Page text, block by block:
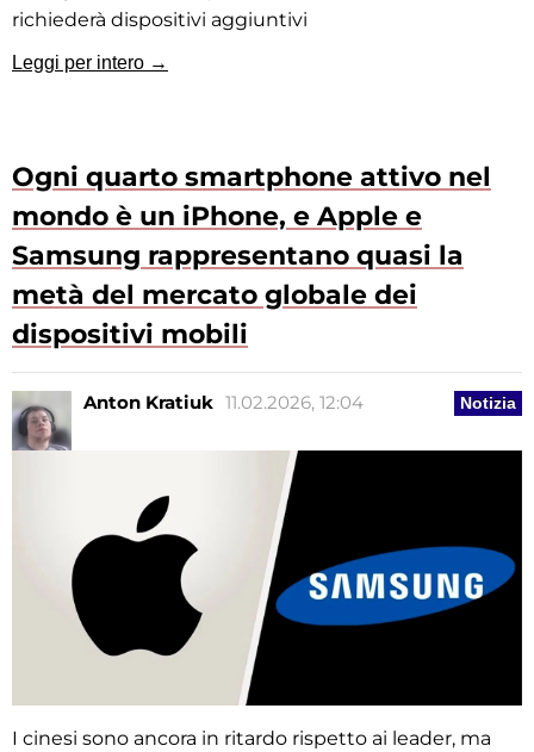
richiederà dispositivi aggiuntivi
Leggi per intero →
Ogni quarto smartphone attivo nel
mondo è un iPhone, e Apple e
Samsung rappresentano quasi la
metà del mercato globale dei
dispositivi mobili
Notizia
Anton Kratiuk 11.02.2026, 12:04
I cinesi sono ancora in ritardo rispetto ai leader, ma